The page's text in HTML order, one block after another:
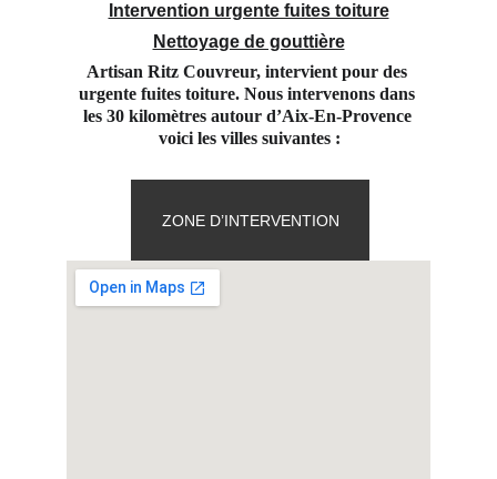
Intervention urgente fuites toiture
Nettoyage de gouttière
Artisan Ritz Couvreur, intervient pour des
urgente fuites toiture. Nous intervenons dans
les 30 kilomètres autour d’Aix-En-Provence
voici les villes suivantes :
ZONE D’INTERVENTION